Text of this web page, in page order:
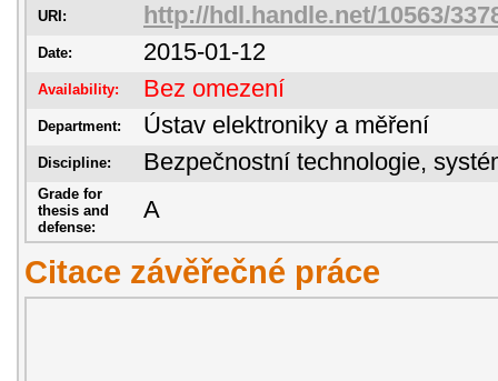
URI: http://hdl.handle.net/10563/
Date: 2015-01-12
Availability: Bez omezení
Department: Ústav elektroniky a měření
Discipline: Bezpečnostní technologie,
Grade for
thesis and
defense:
A
Citace závěřečné práce